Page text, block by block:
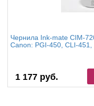
Чернила Ink-mate CIM-
Canon: PGI-450, CLI-
1 177 руб.